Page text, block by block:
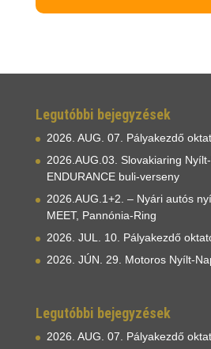
Legutóbbi bejegyzések
2026. AUG. 07. Pályakezdő
2026.AUG.03. Slovakiaring
ENDURANCE buli-verseny
2026.AUG.1+2. – Nyári autós
MEET, Pannónia-Ring
2026. JUL. 10. Pályakezdő
2026. JÚN. 29. Motoros Nyílt-
Legutóbbi bejegyzések
2026. AUG. 07. Pályakezdő